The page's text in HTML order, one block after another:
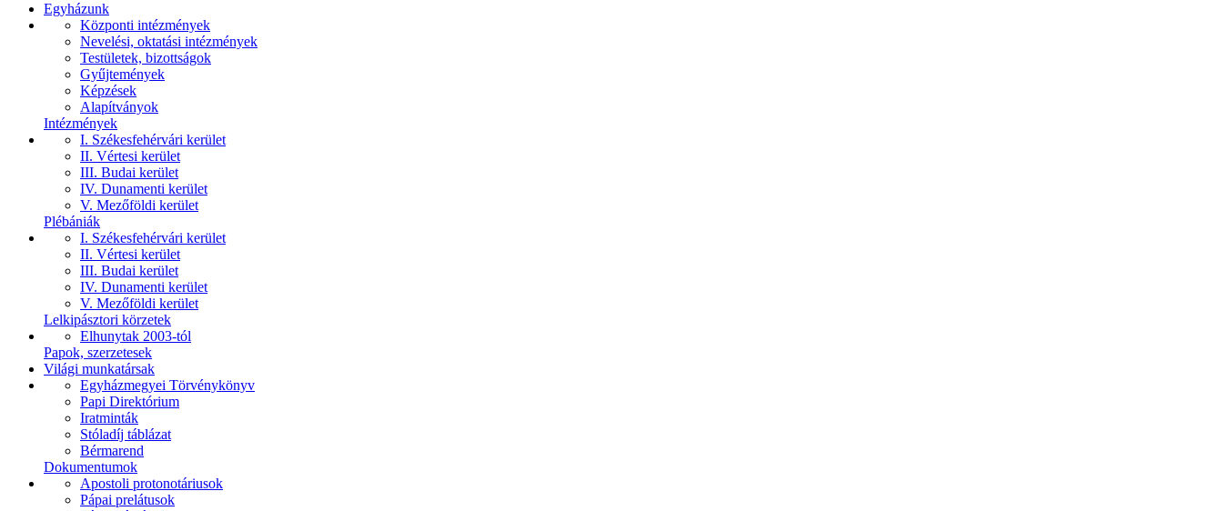
Egyházunk
Központi intézmények
Nevelési, oktatási intézmények
Testületek, bizottságok
Gyűjtemények
Képzések
Alapítványok
Intézmények
I. Székesfehérvári kerület
II. Vértesi kerület
III. Budai kerület
IV. Dunamenti kerület
V. Mezőföldi kerület
Plébániák
I. Székesfehérvári kerület
II. Vértesi kerület
III. Budai kerület
IV. Dunamenti kerület
V. Mezőföldi kerület
Lelkipásztori körzetek
Elhunytak 2003-tól
Papok, szerzetesek
Világi munkatársak
Egyházmegyei Törvénykönyv
Papi Direktórium
Iratminták
Stóladíj táblázat
Bérmarend
Dokumentumok
Apostoli protonotáriusok
Pápai prelátusok